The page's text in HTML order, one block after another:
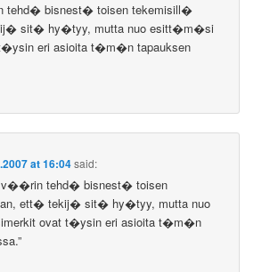
tehd� bisnest� toisen tekemisill�
sit� hy�tyy, mutta nuo esitt�m�si
eri asioita t�m�n tapauksen
at 16:04said:
v��rin tehd� bisnest� toisen
ett� tekij� sit� hy�tyy, mutta nuo
ovat t�ysin eri asioita t�m�n